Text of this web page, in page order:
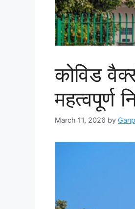
कोविड
महत्वपूर्ण
March 11, 2026 by